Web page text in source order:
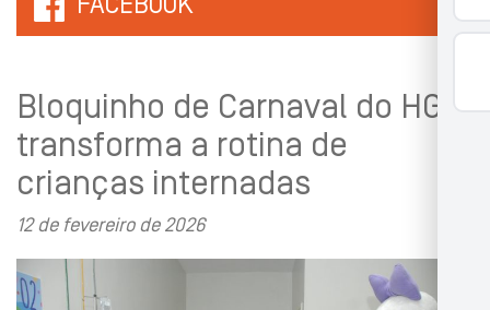
FACEBOOK
Bloquinho de Carnaval do HGNI
transforma a rotina de
crianças internadas
12 de fevereiro de 2026